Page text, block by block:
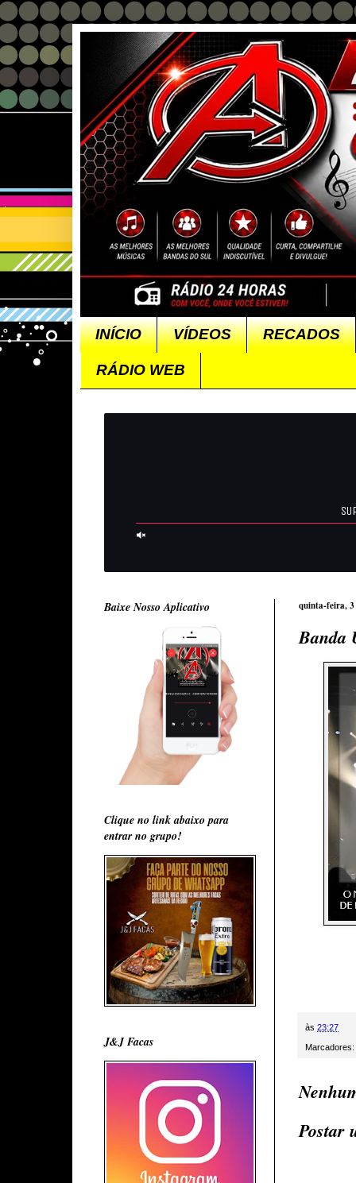
INÍCIO VÍDEOS RECADOS
RÁDIO WEB
quinta-feira, 3
Banda
às 23:27
Marcadores:
Postar
Baixe Nosso Aplicativo
Clique no link abaixo para
entrar no grupo!
J&J Facas